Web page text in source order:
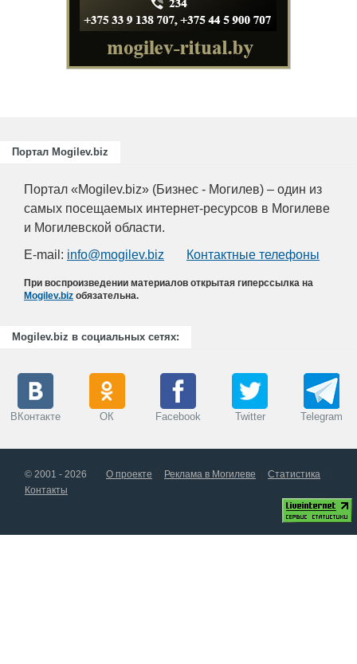
Портал Mogilev.biz
Портал «Mogilev.biz» (Бизнес - Могилев) – один из
самых посещаемых интернет-ресурсов в Могилеве
и Могилевской области.
E-mail: info@mogilev.biz Контактные телефоны
При воспроизведении материалов открытая гиперссылка на
Mogilev.biz обязательна.
Mogilev.biz в социальных сетях:
ВКонтакте ОК Facebook Twitter Telegram
© 2001 - 2026 О проекте Реклама в Могилеве
Статистика
Контакты